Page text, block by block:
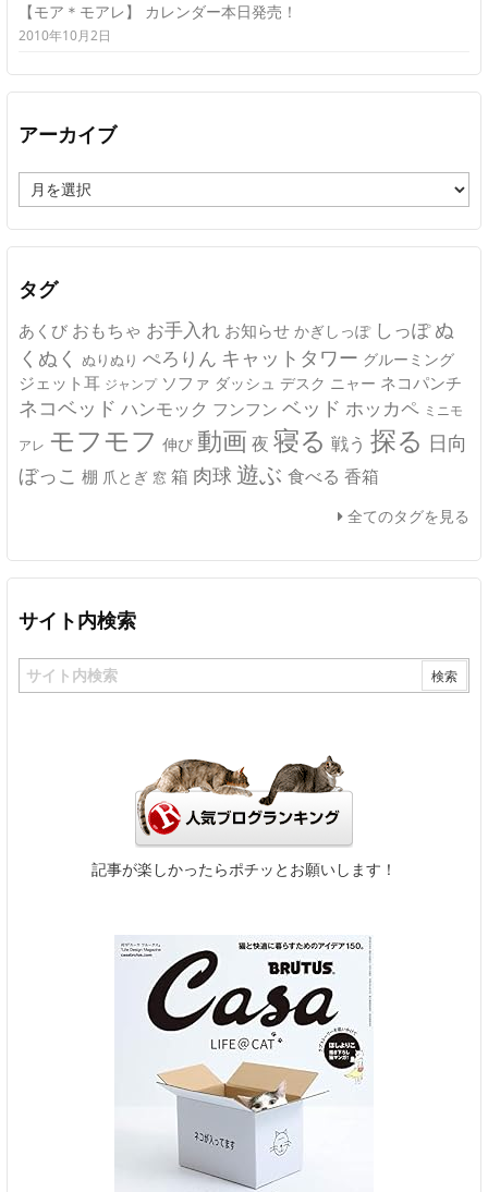
【モア＊モアレ】 カレンダー本日発売！
2010年10月2日
アーカイブ
ー
カ
イ
タグ
あくび おもちゃ お手入れ お知らせ かぎしっぽ しっぽ ぬ
くぬく ぬりぬり ぺろりん キャットタワー グルーミング
ジェット耳 ジャンプ ソファ ダッシュ デスク ニャー ネコパンチ
ネコベッド ハンモック フンフン ベッド ホッカペ ミニモ
アレ モフモフ 伸び 動画 夜 寝る 戦う 探る 日向
ぼっこ 棚 爪とぎ 窓 箱 肉球 遊ぶ 食べる 香箱
全てのタグを見る
サイト内検索
記事が楽しかったらポチッとお願いします！